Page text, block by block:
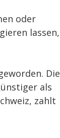
oder
lassen,
Die
als
zahlt